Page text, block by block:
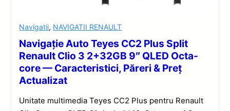
Navigatii, NAVIGATII RENAULT
Navigație Auto Teyes CC2 Plus Split
Renault Clio 3 2+32GB 9″ QLED Octa-
core — Caracteristici, Păreri & Preț
Actualizat
Unitate multimedia Teyes CC2 Plus pentru Renault